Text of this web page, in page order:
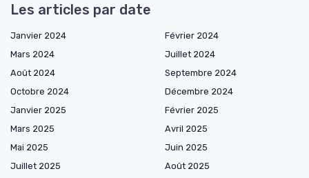
Les articles par date
Janvier 2024
Février 2024
Mars 2024
Juillet 2024
Août 2024
Septembre 2024
Octobre 2024
Décembre 2024
Janvier 2025
Février 2025
Mars 2025
Avril 2025
Mai 2025
Juin 2025
Juillet 2025
Août 2025